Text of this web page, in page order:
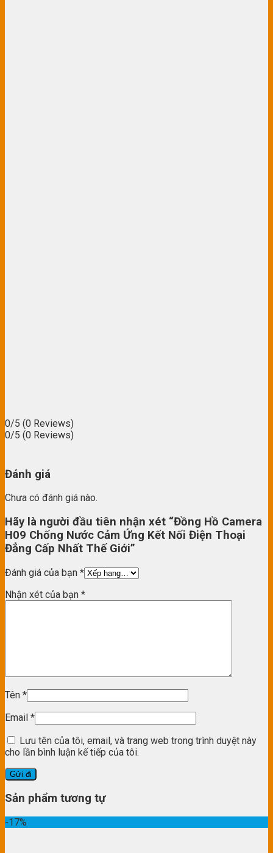
0/5 (0 Reviews)
0/5 (0 Reviews)
Đánh giá
Chưa có đánh giá nào.
Hãy là người đầu tiên nhận xét “Đồng Hồ Camera
H09 Chống Nước Cảm Ứng Kết Nối Điện Thoại
Đẳng Cấp Nhất Thế Giới”
Đánh giá của bạn *
Nhận xét của bạn *
Tên *
Email *
Lưu tên của tôi, email, và trang web trong trình duyệt này
cho lần bình luận kế tiếp của tôi.
Sản phẩm tương tự
-17%